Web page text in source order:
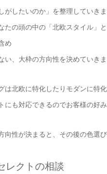
がしたいのか」を整理していきま
たの頭の中の「北欧スタイル」
め
い、大枠の方向性を決めていきま
は北欧に特化したりモダンに特
にも対応できるのでお客様の好
向性が決まると、その後の色選
レクトの相談